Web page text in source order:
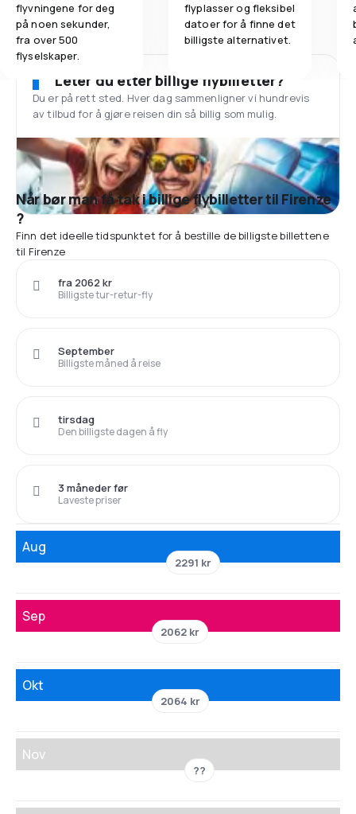
flyvningene for deg
på noen sekunder,
fra over 500
flyselskaper.
flyplasser og fleksibel
datoer for å finne det
billigste alternativet.
Leter du etter billige flybilletter?
Du er på rett sted. Hver dag sammenligner vi hundrevis
av tilbud for å gjøre reisen din så billig som mulig.
Når bør man få tak i billige flybilletter til Firenze
?
Finn det ideelle tidspunktet for å bestille de billigste billettene
til Firenze
Billigste tur-retur-fly
fra 2062 kr
Billigste måned å reise
September
Den billigste dagen å fly
tirsdag
Laveste priser
3 måneder før
Aug
2291 kr
Sep
2062 kr
Okt
2064 kr
Nov
??